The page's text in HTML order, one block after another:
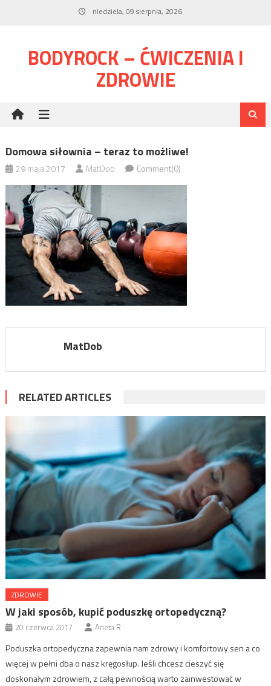
niedziela, 09 sierpnia, 2026
BODYROCK – ĆWICZENIA I
ZDROWIE
Domowa siłownia – teraz to możliwe!
29 maja 2017 MatDob Comment(0)
MatDob
RELATED ARTICLES
ZDROWIE
W jaki sposób, kupić poduszkę ortopedyczną?
20 czerwca 2017 Aneta R.
Poduszka ortopedyczna zapewnia nam zdrowy i komfortowy sen a co
więcej w pełni dba o nasz kręgosłup. Jeśli chcesz cieszyć się
doskonałym zdrowiem, z całą pewnością warto zainwestować w